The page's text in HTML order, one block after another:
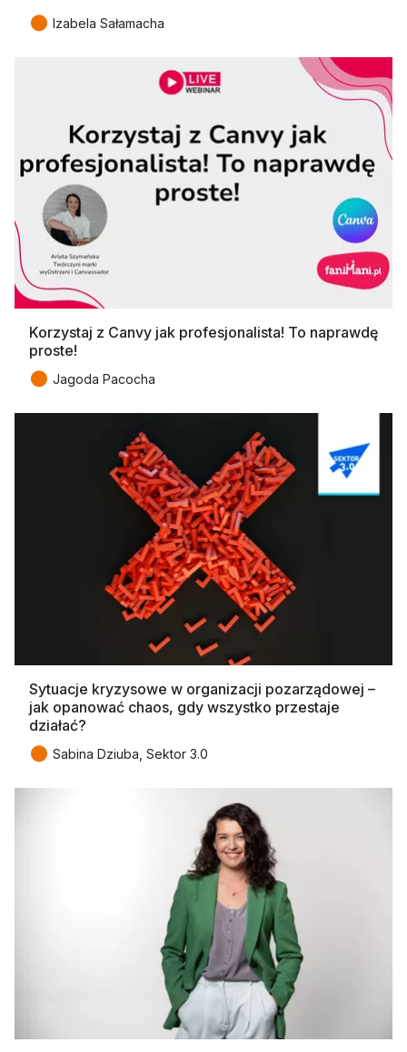
● Izabela Sałamacha
Korzystaj z Canvy jak profesjonalista! To naprawdę
proste!
● Jagoda Pacocha
Sytuacje kryzysowe w organizacji pozarządowej –
jak opanować chaos, gdy wszystko przestaje
działać?
● Sabina Dziuba, Sektor 3.0